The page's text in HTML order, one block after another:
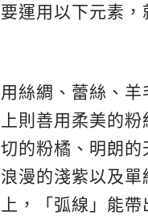
運用以下元素，
絲綢、蕾絲、羊
則善用柔美的粉
的粉橘、明朗的
漫的淺紫以及單
，「弧線」能帶